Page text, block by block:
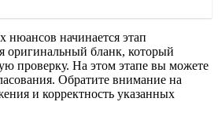
нюансов начинается этап
оригинальный бланк, который
проверку. На этом этапе вы можете
Обратите внимание на
и корректность указанных